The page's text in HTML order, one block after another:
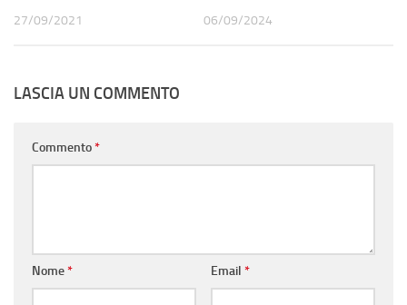
27/09/2021 06/09/2024
LASCIA UN COMMENTO
Commento*
Nome* Email *